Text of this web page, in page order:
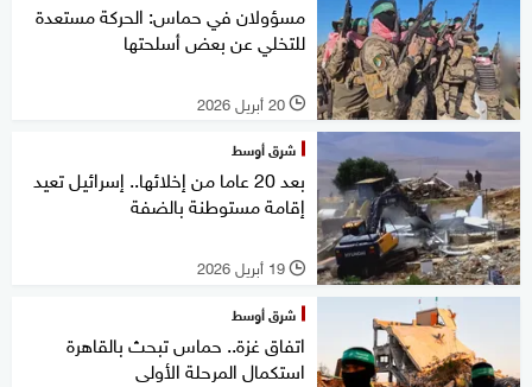
مسؤولان في حماس: الحركة مستعدة
للتخلي عن بعض أسلحتها
l 20 أبريل 2026
شرق أوسط
بعد 20 عاما من إخلائها.. إسرائيل تعيد
إقامة مستوطنة بالضفة
l 19 أبريل 2026
شرق أوسط
اتفاق غزة.. حماس تبحث بالقاهرة
استكمال المرحلة الأولى